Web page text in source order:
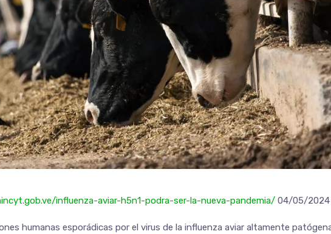
influenza-aviar-h5n1-podra-ser-la-nueva-pandemia/ 04/05/2024
humanas esporádicas por el virus de la influenza aviar altamente